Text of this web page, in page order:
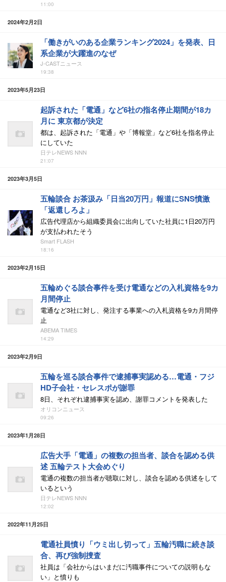
11:00
2024年2月2日
「働きがいのある企業ランキング2024」を発表、日
系企業が大躍進のなぜ
J-CASTニュース
19:38
2023年5月23日
起訴された「電通」など6社の指名停止期間が18カ
月に 東京都が決定
都は、起訴された「電通」や「博報堂」など6社を指名停止
にしていた
日テレNEWS NNN
21:07
2023年3月5日
五輪談合 お茶汲み「日当20万円」報道にSNS憤激
「返還しろよ」
広告代理店から組織委員会に出向していた社員に1日20万円
が支払われたそう
Smart FLASH
18:16
2023年2月15日
五輪めぐる談合事件を受け電通などの入札資格を9カ
月間停止
電通など3社に対し、発注する事業への入札資格を9カ月間停
止
ABEMA TIMES
14:29
2023年2月9日
五輪を巡る談合事件で逮捕事実認める…電通・フジ
HD子会社・セレスポが謝罪
8日、それぞれ逮捕事実を認め、謝罪コメントを発表した
オリコンニュース
09:26
2023年1月28日
広告大手「電通」の複数の担当者、談合を認める供
述 五輪テスト大会めぐり
電通の複数の担当者が聴取に対し、談合を認める供述をして
いるという
日テレNEWS NNN
12:02
2022年11月25日
電通社員憤り「ウミ出し切って」五輪汚職に続き談
合、再び強制捜査
社員は「会社からはいまだに汚職事件についての説明もな
い」と憤りも